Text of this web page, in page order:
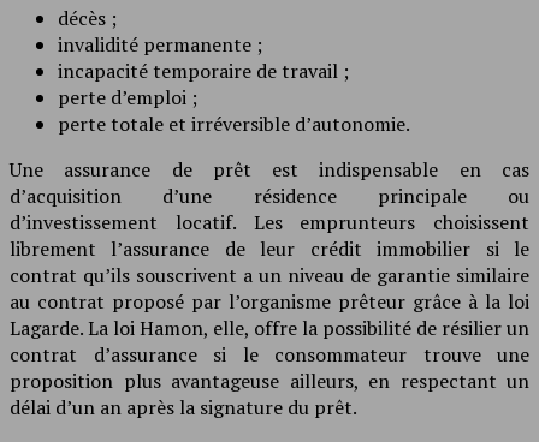
décès ;
invalidité permanente ;
incapacité temporaire de travail ;
perte d’emploi ;
perte totale et irréversible d’autonomie.
Une assurance de prêt est indispensable en cas
d’acquisition d’une résidence principale ou
d’investissement locatif. Les emprunteurs choisissent
librement l’assurance de leur crédit immobilier si le
contrat qu’ils souscrivent a un niveau de garantie similaire
au contrat proposé par l’organisme prêteur grâce à la loi
Lagarde. La loi Hamon, elle, offre la possibilité de résilier un
contrat d’assurance si le consommateur trouve une
proposition plus avantageuse ailleurs, en respectant un
délai d’un an après la signature du prêt.